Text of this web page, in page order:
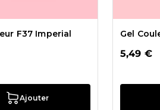
F37 Imperial
Ajouter
Gel
5,49 €